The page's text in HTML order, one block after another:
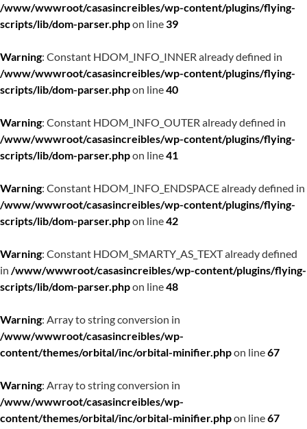
/www/wwwroot/casasincreibles/wp-content/plugins/flying-
scripts/lib/dom-parser.phpon line39
Warning: Constant HDOM_INFO_INNER already defined in
/www/wwwroot/casasincreibles/wp-content/plugins/flying-
scripts/lib/dom-parser.phpon line40
Warning: Constant HDOM_INFO_OUTER already defined in
/www/wwwroot/casasincreibles/wp-content/plugins/flying-
scripts/lib/dom-parser.phpon line41
Warning: Constant HDOM_INFO_ENDSPACE already defined in
/www/wwwroot/casasincreibles/wp-content/plugins/flying-
scripts/lib/dom-parser.phpon line42
Warning: Constant HDOM_SMARTY_AS_TEXT already defined
in /www/wwwroot/casasincreibles/wp-content/plugins/flying-
scripts/lib/dom-parser.phpon line48
Warning: Array to string conversion in
/www/wwwroot/casasincreibles/wp-
content/themes/orbital/inc/orbital-minifier.phpon line67
Warning: Array to string conversion in
/www/wwwroot/casasincreibles/wp-
content/themes/orbital/inc/orbital-minifier.phpon line67